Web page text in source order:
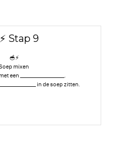
Stap 9
🥣⚡
mixen
een __________________.
in de soep zitten.